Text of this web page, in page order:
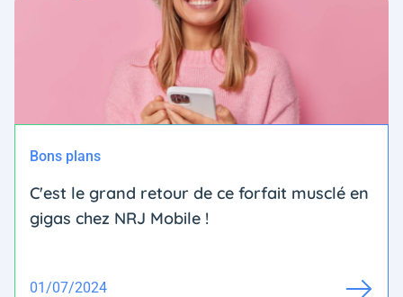
Bons plans
C'est le grand retour de ce forfait musclé en
gigas chez NRJ Mobile !
01/07/2024